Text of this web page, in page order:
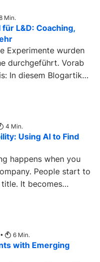
Min.
L&D: Coaching,
Experimente wurden
Vorab
In diesem Blogartikel
4 Min.
Using AI to Find
happens when you
People start to
It becomes
6 Min.
with Emerging